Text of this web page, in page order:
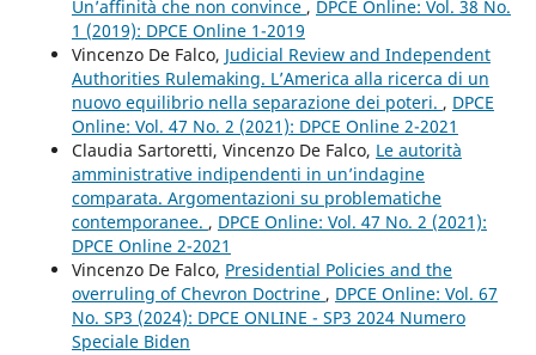
Un’affinità che non convince , DPCE Online: Vol. 38 No.
1 (2019): DPCE Online 1-2019
Vincenzo De Falco, Judicial Review and Independent
Authorities Rulemaking. L’America alla ricerca di un
nuovo equilibrio nella separazione dei poteri. , DPCE
Online: Vol. 47 No. 2 (2021): DPCE Online 2-2021
Claudia Sartoretti, Vincenzo De Falco, Le autorità
amministrative indipendenti in un’indagine
comparata. Argomentazioni su problematiche
contemporanee. , DPCE Online: Vol. 47 No. 2 (2021):
DPCE Online 2-2021
Vincenzo De Falco, Presidential Policies and the
overruling of Chevron Doctrine , DPCE Online: Vol. 67
No. SP3 (2024): DPCE ONLINE - SP3 2024 Numero
Speciale Biden